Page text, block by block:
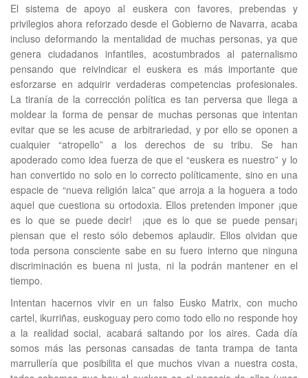
El sistema de apoyo al euskera con favores, prebendas y
privilegios ahora reforzado desde el Gobierno de Navarra, acaba
incluso deformando la mentalidad de muchas personas, ya que
genera ciudadanos infantiles, acostumbrados al paternalismo
pensando que reivindicar el euskera es más importante que
esforzarse en adquirir verdaderas competencias profesionales.
La tiranía de la corrección política es tan perversa que llega a
moldear la forma de pensar de muchas personas que intentan
evitar que se les acuse de arbitrariedad, y por ello se oponen a
cualquier “atropello” a los derechos de su tribu. Se han
apoderado como idea fuerza de que el “euskera es nuestro” y lo
han convertido no solo en lo correcto políticamente, sino en una
espacie de “nueva religión laica” que arroja a la hoguera a todo
aquel que cuestiona su ortodoxia. Ellos pretenden imponer ¡que
es lo que se puede decir! ¡que es lo que se puede pensar¡
piensan que el resto sólo debemos aplaudir. Ellos olvidan que
toda persona consciente sabe en su fuero interno que ninguna
discriminación es buena ni justa, ni la podrán mantener en el
tiempo.
Intentan hacernos vivir en un falso Eusko Matrix, con mucho
cartel, ikurriñas, euskoguay pero como todo ello no responde hoy
a la realidad social, acabará saltando por los aires. Cada día
somos más las personas cansadas de tanta trampa de tanta
marrullería que posibilita el que muchos vivan a nuestra costa,